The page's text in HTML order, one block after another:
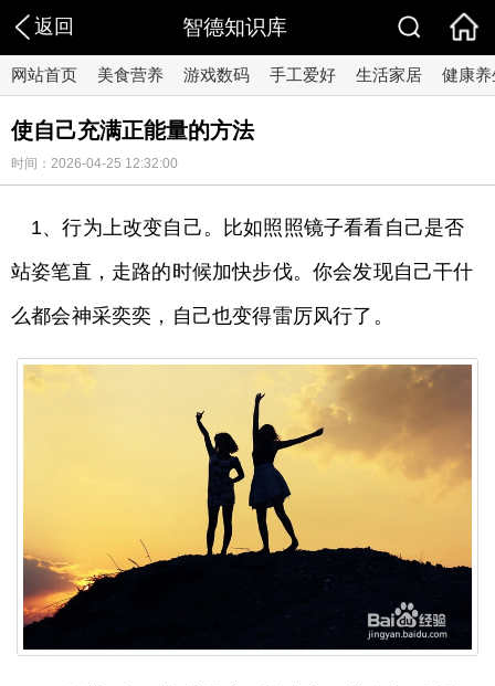
返回 智德知识库
网站首页 美食营养 游戏数码 手工爱好 生活家居 健康养
使自己充满正能量的方法
时间：2026-04-25 12:32:00
1、行为上改变自己。比如照照镜子看看自己是否
站姿笔直，走路的时候加快步伐。你会发现自己干什
么都会神采奕奕，自己也变得雷厉风行了。